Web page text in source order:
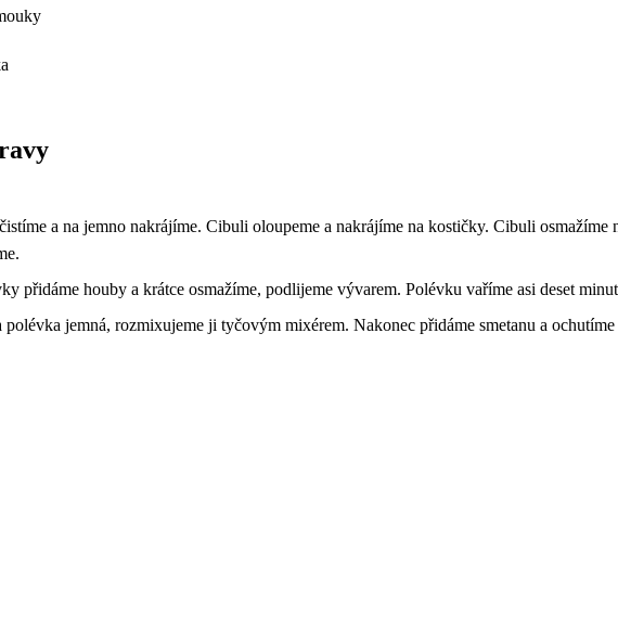
a na jemno nakrájíme. Cibuli oloupeme a nakrájíme na kostičky. Cibuli osmažíme
přidáme houby a krátce osmažíme, podlijeme vývarem. Polévku vaříme asi deset
jemná, rozmixujeme ji tyčovým mixérem. Nakonec přidáme smetanu a